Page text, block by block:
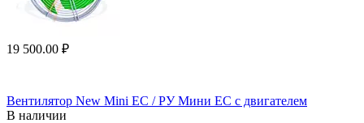
19 500.00 ₽
Вентилятор New Mini EC / РУ Мини ЕС с двигателем
В наличии